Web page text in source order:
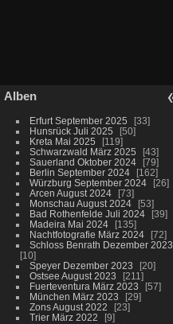
Alben
Erfurt September 2025
33
Hunsrück Juli 2025
50
Kreta Mai 2025
119
Schwarzwald März 2025
43
Sauerland Oktober 2024
79
Berlin September 2024
162
Würzburg September 2024
26
Arcen August 2024
73
Monschau August 2024
53
Bad Rothenfelde Juli 2024
39
Madeira Mai 2024
135
Nachtfotografie März 2024
72
Schloss Benrath Dezember 2023
10
Speyer Dezember 2023
20
Ostsee August 2023
211
Fuerteventura März 2023
57
München März 2023
29
Zons August 2022
23
Trier März 2022
9